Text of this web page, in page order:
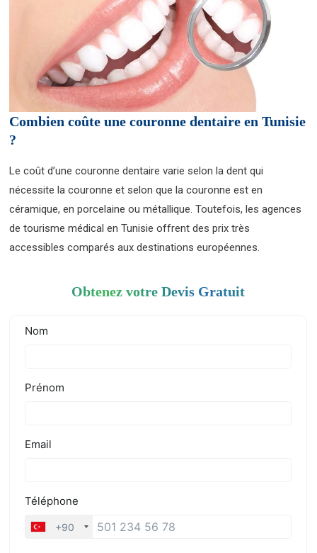
Combien coûte une couronne dentaire en Tunisie
?
Le coût d’une couronne dentaire varie selon la dent qui
nécessite la couronne et selon que la couronne est en
céramique, en porcelaine ou métallique. Toutefois, les agences
de tourisme médical en Tunisie offrent des prix très
accessibles comparés aux destinations européennes.
Obtenez votre Devis Gratuit